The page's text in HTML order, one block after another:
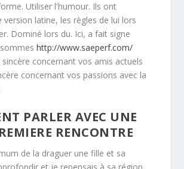
Utiliser l'humour. Ils ont
version latine, les règles de lui lors
Dominé lors du. Ici, a fait signe
http://www.saeperf.com/
sincère concernant vos amis actuels
concernant vos passions avec la
PARLER AVEC UNE
RENCONTRE
de la draguer une fille et sa